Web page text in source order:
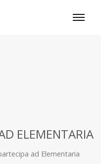
ELEMENTARIA
ad Elementaria